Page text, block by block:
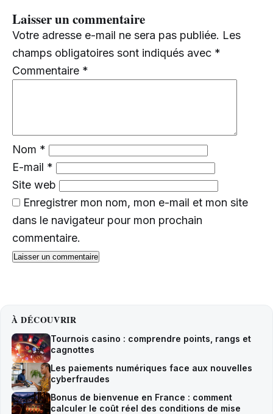
Laisser un commentaire
Votre adresse e-mail ne sera pas publiée. Les
champs obligatoires sont indiqués avec *
Commentaire *
Nom *
E-mail *
Site web
Enregistrer mon nom, mon e-mail et mon site
dans le navigateur pour mon prochain
commentaire.
À DÉCOUVRIR
Tournois casino : comprendre points, rangs et
cagnottes
Les paiements numériques face aux nouvelles
cyberfraudes
Bonus de bienvenue en France : comment
calculer le coût réel des conditions de mise